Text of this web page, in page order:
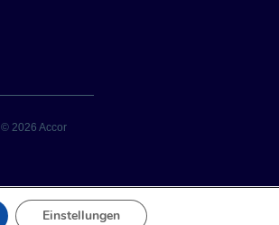
© 2026 Accor
Einstellungen